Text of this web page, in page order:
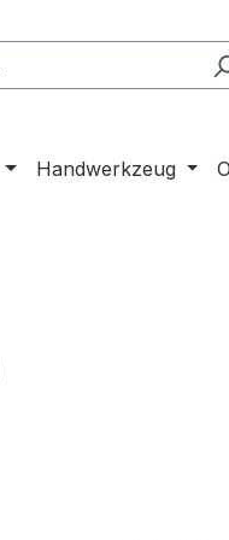
Handwerkzeug